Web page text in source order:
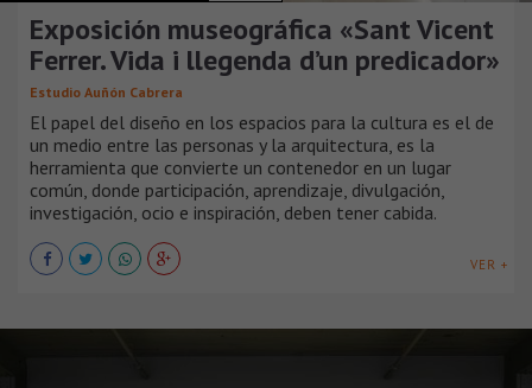
Exposición museográfica «Sant Vicent
Ferrer. Vida i llegenda d’un predicador»
Estudio Auñón Cabrera
El papel del diseño en los espacios para la cultura es el de
un medio entre las personas y la arquitectura, es la
herramienta que convierte un contenedor en un lugar
común, donde participación, aprendizaje, divulgación,
investigación, ocio e inspiración, deben tener cabida.
VER +